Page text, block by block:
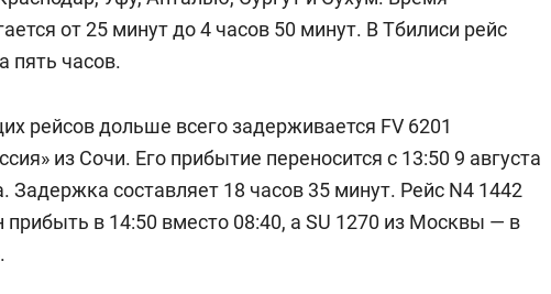
от 25 минут до 4 часов 50 минут. В Тбилиси рейс
пять часов.
рейсов дольше всего задерживается FV 6201
из Сочи. Его прибытие переносится с 13:50 9 августа
Задержка составляет 18 часов 35 минут. Рейс N4 1442
прибыть в 14:50 вместо 08:40, а SU 1270 из Москвы — в